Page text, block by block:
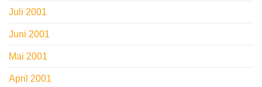
Juli 2001
Juni 2001
Mai 2001
April 2001